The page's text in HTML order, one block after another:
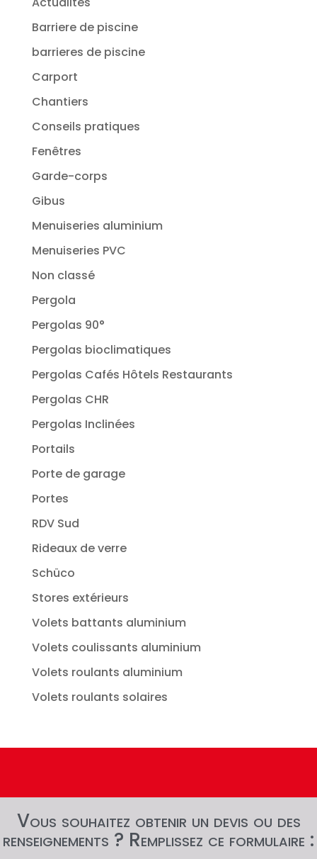
Barriere de piscine
barrieres de piscine
Carport
Chantiers
Conseils pratiques
Fenêtres
Garde-corps
Gibus
Menuiseries aluminium
Menuiseries PVC
Non classé
Pergola
Pergolas 90°
Pergolas bioclimatiques
Pergolas Cafés Hôtels Restaurants
Pergolas CHR
Pergolas Inclinées
Portails
Porte de garage
Portes
RDV Sud
Rideaux de verre
Schüco
Stores extérieurs
Volets battants aluminium
Volets coulissants aluminium
Volets roulants aluminium
Volets roulants solaires
Vous souhaitez obtenir un devis ou des
renseignements ? Remplissez ce formulaire :